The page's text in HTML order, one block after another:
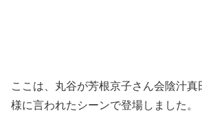
ここは、丸谷が芳根京子さん会陰汁真
様に言われたシーンで登場しました。